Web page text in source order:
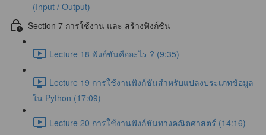
(Input / Output)
Section 7 การใช้งาน และ สร้างฟังก์ชัน
Lecture 18 ฟังก์ชันคืออะไร ? (9:35)
Lecture 19 การใช้งานฟังก์ชันสำหรับแปลงประเภทข้อมูล
ใน Python (17:09)
Lecture 20 การใช้งานฟังก์ชันทางคณิตศาสตร์ (14:16)